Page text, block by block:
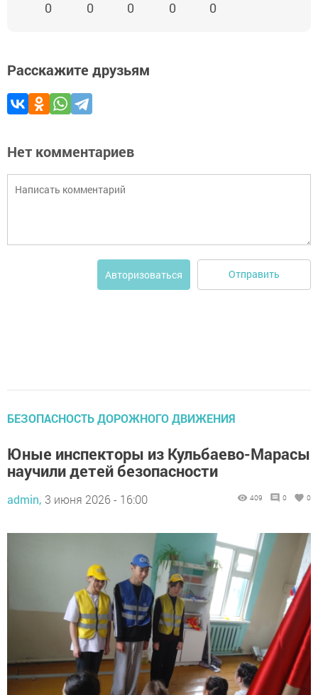
0 0 0 0 0
Расскажите друзьям
Нет комментариев
Авторизоваться Отправить
БЕЗОПАСНОСТЬ ДОРОЖНОГО ДВИЖЕНИЯ
Юные инспекторы из Кульбаево-Марасы
научили детей безопасности
admin, 3 июня 2026 - 16:00 409 0 0